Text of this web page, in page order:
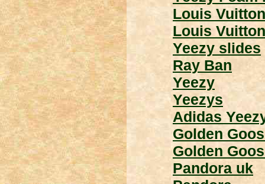
Louis Vuitton
Louis
Yeezy slides
Ray Ban
Yeezy
Yeezys
Adidas
Golden
Golden
Pandora uk